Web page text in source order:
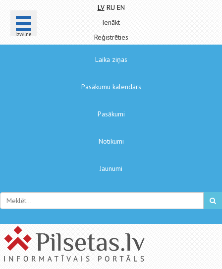
Izvēlne
LV RU EN
Ienākt
Reģistrēties
Laika ziņas
Pasākumu kalendārs
Pasākumi
Notikumi
Jaunumi